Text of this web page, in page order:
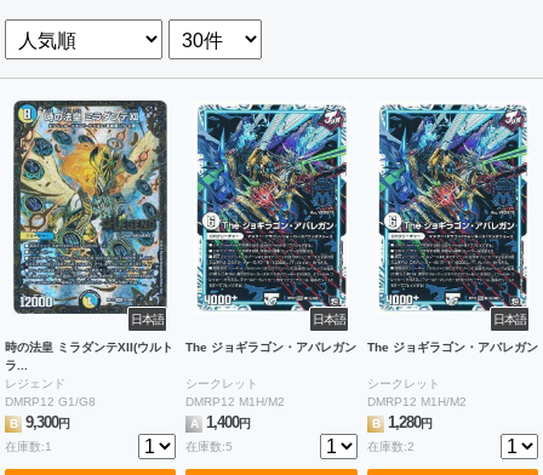
日本語
時の法皇 ミラダンテXII(ウルト
ラ...
レジェンド
DMRP12 G1/G8
B
9,300円
在庫数:1
日本語
The ジョギラゴン・アバレガン
シークレット
DMRP12 M1H/M2
A
1,400円
在庫数:5
日本語
The ジョギラゴン・アバレガン
シークレット
DMRP12 M1H/M2
B 1,280円
在庫数:2